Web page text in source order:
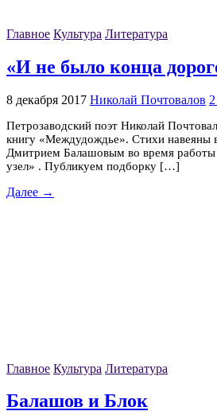
Главное Культура Литература
«И не было конца
8 декабря 2017 Николай Почтовалов
Петрозаводский поэт Николай
книгу «Междудождье». Стихи навеяны
Дмитрием Балашовым во время работы
узел» . Публикуем подборку […]
Далее →
Главное Культура Литература
Балашов и Блок